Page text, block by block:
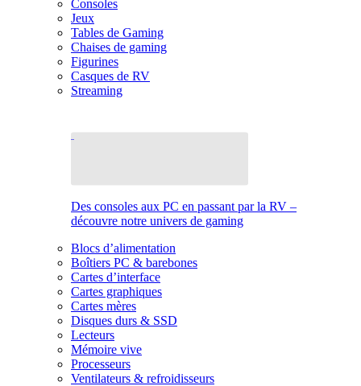
Consoles
Jeux
Tables de Gaming
Chaises de gaming
Figurines
Casques de RV
Streaming
Des consoles aux PC en passant par la RV –
découvre notre univers de gaming
Blocs d’alimentation
Boîtiers PC & barebones
Cartes d’interface
Cartes graphiques
Cartes mères
Disques durs & SSD
Lecteurs
Mémoire vive
Processeurs
Ventilateurs & refroidisseurs